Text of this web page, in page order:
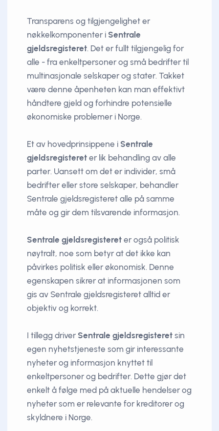
Transparens og tilgjengelighet er
nøkkelkomponenter i Sentrale
gjeldsregisteret. Det er fullt tilgjengelig for
alle - fra enkeltpersoner og små bedrifter til
multinasjonale selskaper og stater. Takket
være denne åpenheten kan man effektivt
håndtere gjeld og forhindre potensielle
økonomiske problemer i Norge.
Et av hovedprinsippene i Sentrale
gjeldsregisteret er lik behandling av alle
parter. Uansett om det er individer, små
bedrifter eller store selskaper, behandler
Sentrale gjeldsregisteret alle på samme
måte og gir dem tilsvarende informasjon.
Sentrale gjeldsregisteret er også politisk
nøytralt, noe som betyr at det ikke kan
påvirkes politisk eller økonomisk. Denne
egenskapen sikrer at informasjonen som
gis av Sentrale gjeldsregisteret alltid er
objektiv og korrekt.
I tillegg driver Sentrale gjeldsregisteret sin
egen nyhetstjeneste som gir interessante
nyheter og informasjon knyttet til
enkeltpersoner og bedrifter. Dette gjør det
enkelt å følge med på aktuelle hendelser og
nyheter som er relevante for kreditorer og
skyldnere i Norge.